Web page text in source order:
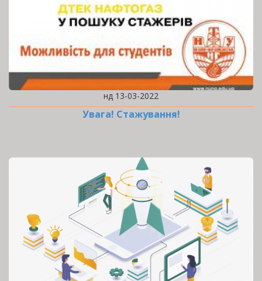
нд 13-03-2022
Увага! Стажування!